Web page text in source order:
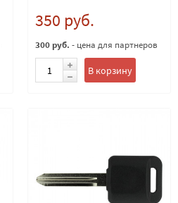
350 руб.
300 руб. - цена для партнеров
В корзину